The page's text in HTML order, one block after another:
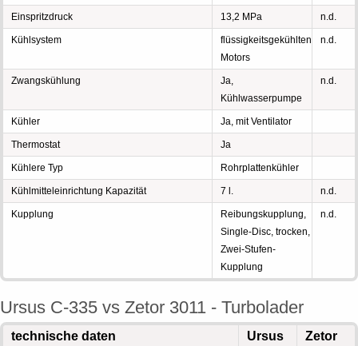
Einspritzdruck 13,2 MPa n.d.
Kühlsystem
flüssigkeitsgekühlten
Motors
n.d.
Zwangskühlung
Ja,
Kühlwasserpumpe
n.d.
Kühler Ja, mit Ventilator
Thermostat Ja
Kühlere Typ Rohrplattenkühler
Kühlmitteleinrichtung Kapazität 7 l. n.d.
Kupplung
Reibungskupplung,
Single-Disc, trocken,
Zwei-Stufen-
Kupplung
n.d.
Ursus C-335 vs Zetor 3011 - Turbolader
technische daten Ursus Zetor